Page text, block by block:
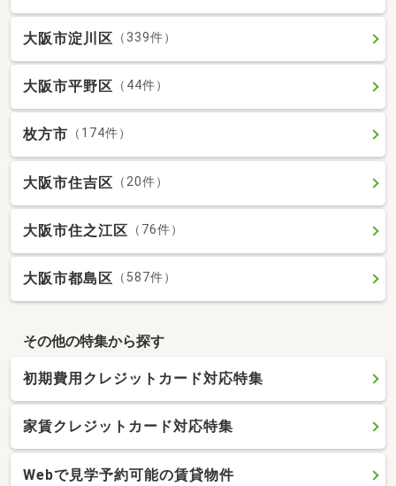
大阪市淀川区 （339件）
大阪市平野区 （44件）
枚方市 （174件）
大阪市住吉区 （20件）
大阪市住之江区 （76件）
大阪市都島区 （587件）
その他の特集から探す
初期費用クレジットカード対応特集
家賃クレジットカード対応特集
Webで見学予約可能の賃貸物件